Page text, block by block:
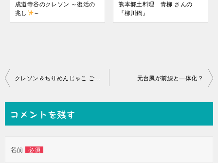
成道寺谷のクレソン ～復活の
兆し
～
熊本郷土料理 青柳 さんの
『柳川鍋』
投
ビ
ー
クレソン＆ちりめんじゃこ ご飯(*´▽｀*) 元台風が前線と一体化？
コメントを残す
名前 必須